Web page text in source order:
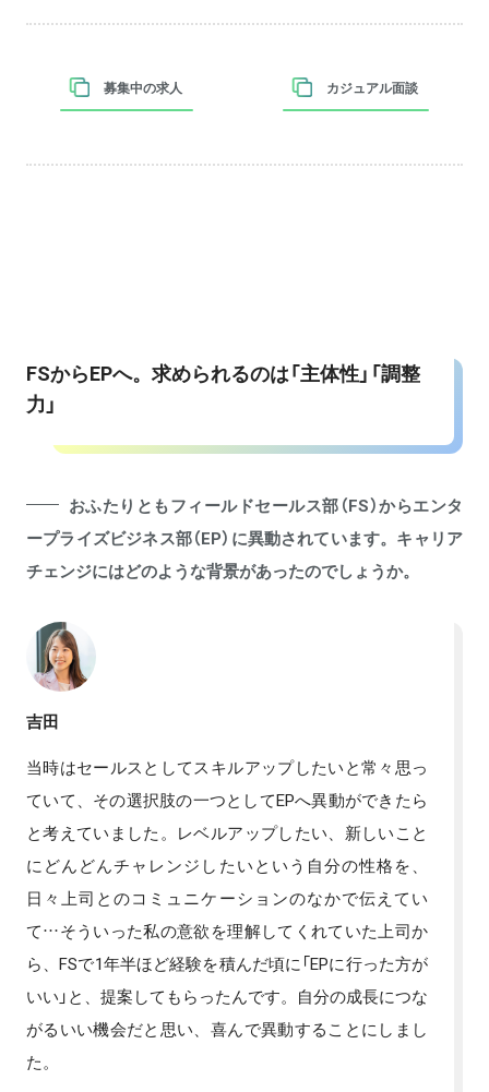
募集中の求人 カジュアル面談
FSからEPへ。求められるのは「主体性」「調整
力」
おふたりともフィールドセールス部（FS）からエンタ
ープライズビジネス部（EP）に異動されています。キャリア
チェンジにはどのような背景があったのでしょうか。
吉田
当時はセールスとしてスキルアップしたいと常々思っ
ていて、その選択肢の一つとしてEPへ異動ができたら
と考えていました。レベルアップしたい、新しいこと
にどんどんチャレンジしたいという自分の性格を、
日々上司とのコミュニケーションのなかで伝えてい
て…そういった私の意欲を理解してくれていた上司か
ら、FSで1年半ほど経験を積んだ頃に「EPに行った方が
いい」と、提案してもらったんです。自分の成長につな
がるいい機会だと思い、喜んで異動することにしまし
た。